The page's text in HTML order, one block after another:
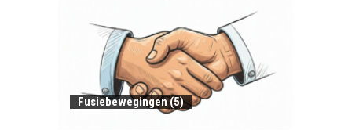
Fusiebewegingen (5)